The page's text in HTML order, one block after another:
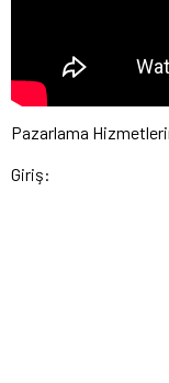
Pazarlama
Giriş: